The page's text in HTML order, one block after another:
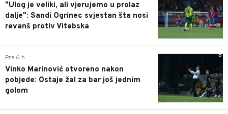
"Ulog je veliki, ali vjerujemo u prolaz
dalje": Sandi Ogrinec svjestan šta nosi
revanš protiv Vitebska
0
Pre 6 h
Vinko Marinović otvoreno nakon
pobjede: Ostaje žal za bar još jednim
golom